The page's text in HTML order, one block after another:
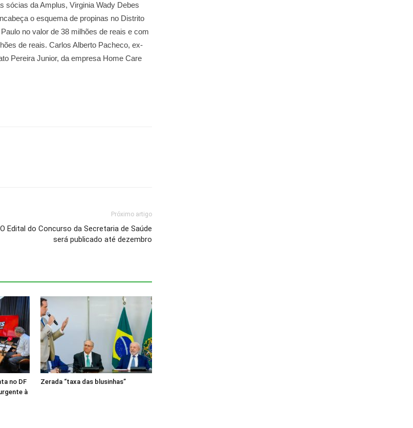
sócias da Amplus, Virginia Wady Debes
o esquema de propinas no Distrito
no valor de 38 milhões de reais e com
de reais. Carlos Alberto Pacheco, ex-
Pereira Junior, da empresa Home Care
Próximo artigo
O Edital do Concurso da Secretaria de Saúde
será publicado até dezembro
no DF
à
Zerada “taxa das blusinhas”